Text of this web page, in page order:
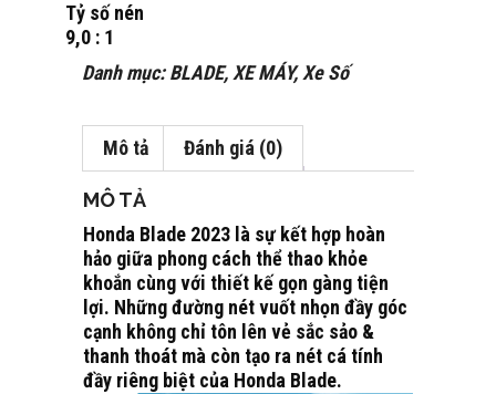
Tỷ số nén
9,0 : 1
Danh mục:BLADE, XE MÁY,Xe Số
Mô tả Đánh giá (0)
MÔ TẢ
Honda Blade 2023 là sự kết hợp hoàn
hảo giữa phong cách thể thao khỏe
khoắn cùng với thiết kế gọn gàng tiện
lợi. Những đường nét vuốt nhọn đầy góc
cạnh không chỉ tôn lên vẻ sắc sảo &
thanh thoát mà còn tạo ra nét cá tính
đầy riêng biệt của Honda Blade.